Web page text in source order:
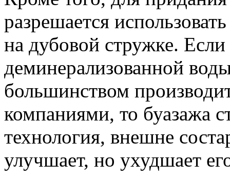
разрешается
на дубовой стружке. Если
деминерализованной
большинством
компаниями, то буазажа
технология, внешне
улучшает, но ухудшает